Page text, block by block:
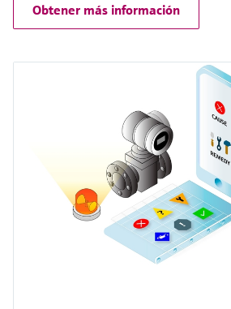
Obtener más información